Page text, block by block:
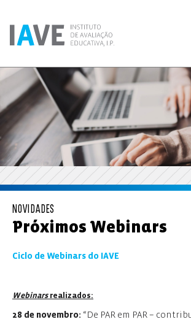
NOVIDADES
Próximos Webinars
Ciclo de Webinars do IAVE
Webinars realizados:
28 de novembro: “De PAR em PAR –